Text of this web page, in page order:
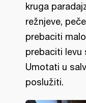
kruga
režnjeve,
prebaciti
prebaciti levu
Umotati u
poslužiti.